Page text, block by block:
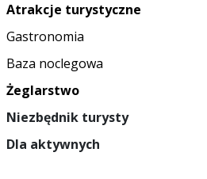
Atrakcje turystyczne
Gastronomia
Baza noclegowa
Żeglarstwo
Niezbędnik turysty
Dla aktywnych